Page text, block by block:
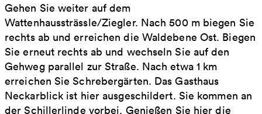
Gehen Sie weiter auf dem
Wattenhaussträssle/Ziegler. Nach 500 m biegen Sie
rechts ab und erreichen die Waldebene Ost. Biegen
Sie erneut rechts ab und wechseln Sie auf den
Gehweg parallel zur Straße. Nach etwa 1 km
erreichen Sie Schrebergärten. Das Gasthaus
Neckarblick ist hier ausgeschildert. Sie kommen an
der Schillerlinde vorbei. Genießen Sie hier die